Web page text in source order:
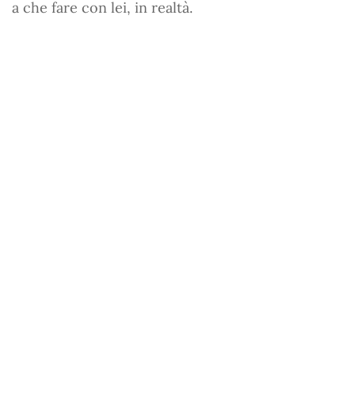
a che fare con lei, in realtà.